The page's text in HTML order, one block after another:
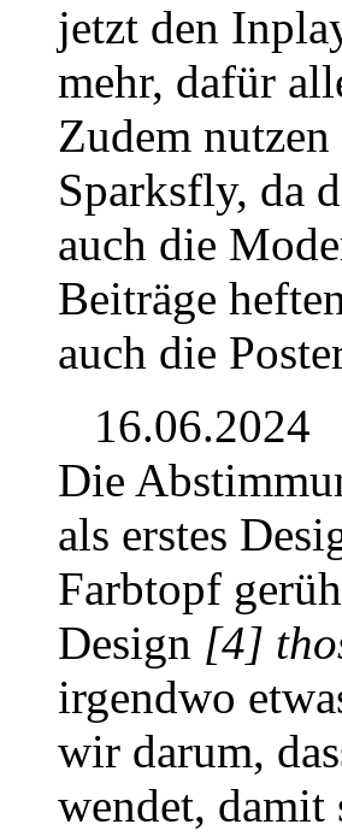
jetzt den
mehr, dafür
Zudem
Sparksfly, da
auch die
Beiträge
auch die
16.06.2024
Die
als erstes
Farbtopf
Design [4]
irgendwo
wir darum,
wendet, damit